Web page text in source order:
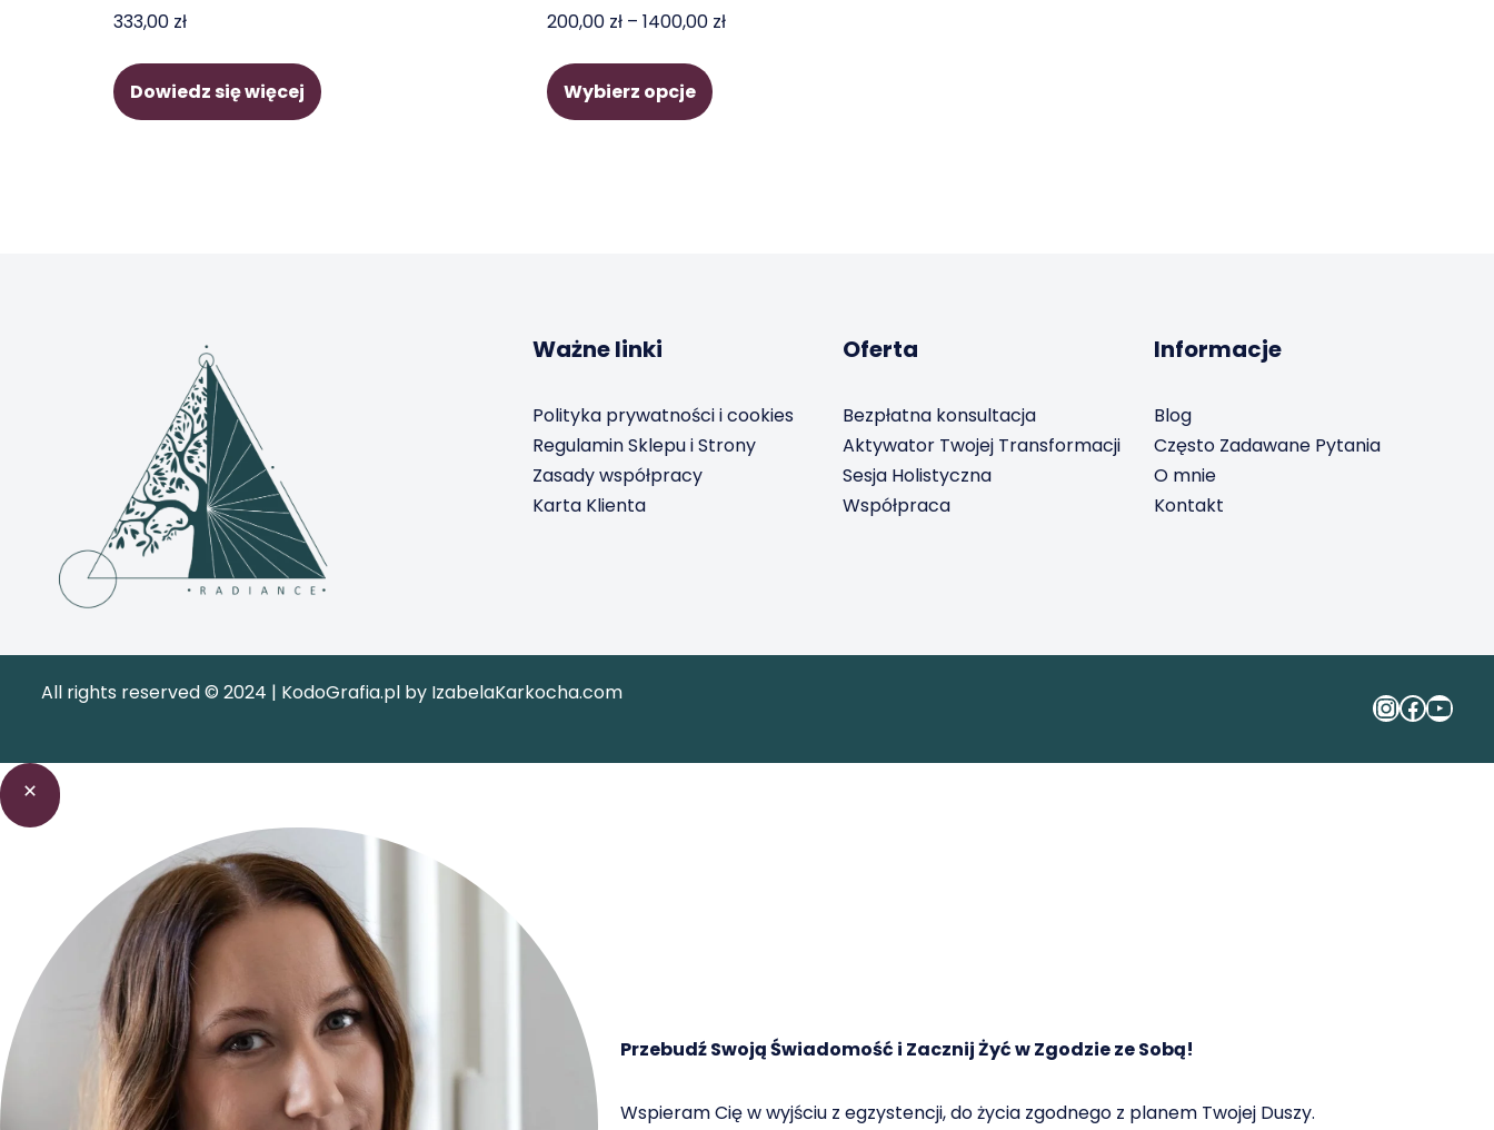
333,00 zł
Dowiedz się więcej
200,00 zł – 1400,00 zł
Wybierz opcje
Ważne linki
Polityka prywatności i cookies
Regulamin Sklepu i Strony
Zasady współpracy
Karta Klienta
Oferta
Bezpłatna konsultacja
Aktywator Twojej Transformacji
Sesja Holistyczna
Współpraca
Informacje
Blog
Często Zadawane Pytania
O mnie
Kontakt
All rights reserved © 2024 | KodoGrafia.pl by IzabelaKarkocha.com
Przebudź Swoją Świadomość i Zacznij Żyć w Zgodzie ze Sobą!
Wspieram Cię w wyjściu z egzystencji, do życia zgodnego z planem Twojej Duszy.